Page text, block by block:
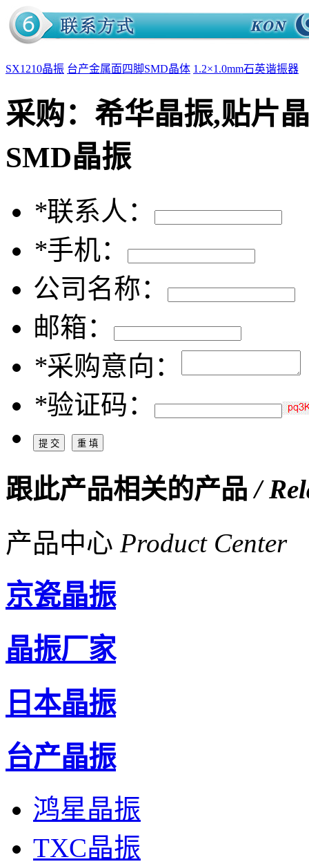
SX1210晶振 台产金属面四脚SMD晶体 1.2×1.0mm石英谐振器
采购： 希华晶振,贴片
SMD晶振
*联系人：
*手机：
公司名称：
邮箱：
*采购意向：
*验证码：
跟此产品相关的产品/
产品中心 Product Center
京瓷晶振
晶振厂家
日本晶振
台产晶振
鸿星晶振
TXC晶振